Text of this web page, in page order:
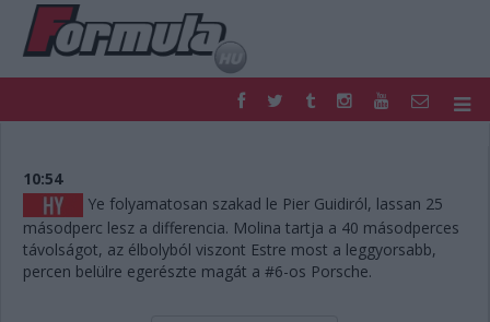
FORMULA
NEMZETKÖZI
HAZAI
RETRO
EGYÉB
PODCAST
SHOP
LIVE
TIPPJÁTÉK
10:54
Ye folyamatosan szakad le Pier Guidiról, lassan 25
másodperc lesz a differencia. Molina tartja a 40 másodperces
távolságot, az élbolyból viszont Estre most a leggyorsabb,
percen belülre egerészte magát a #6-os Porsche.